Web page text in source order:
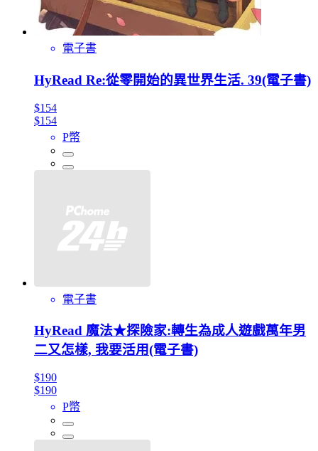
電子書
HyRead Re:從零開始的異世界生活. 39(電子書)
$154
$154
P幣
電子書
HyRead 魔法★探險家:轉生為成人遊戲萬年男
二又怎樣, 我要活用(電子書)
$190
$190
P幣